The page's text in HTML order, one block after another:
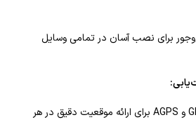
برای نصب آسان در تمامی وسایل
:
– پشتیبانی از GPS، LBS و AGPS برای ارائه موقعیت دقیق در هر